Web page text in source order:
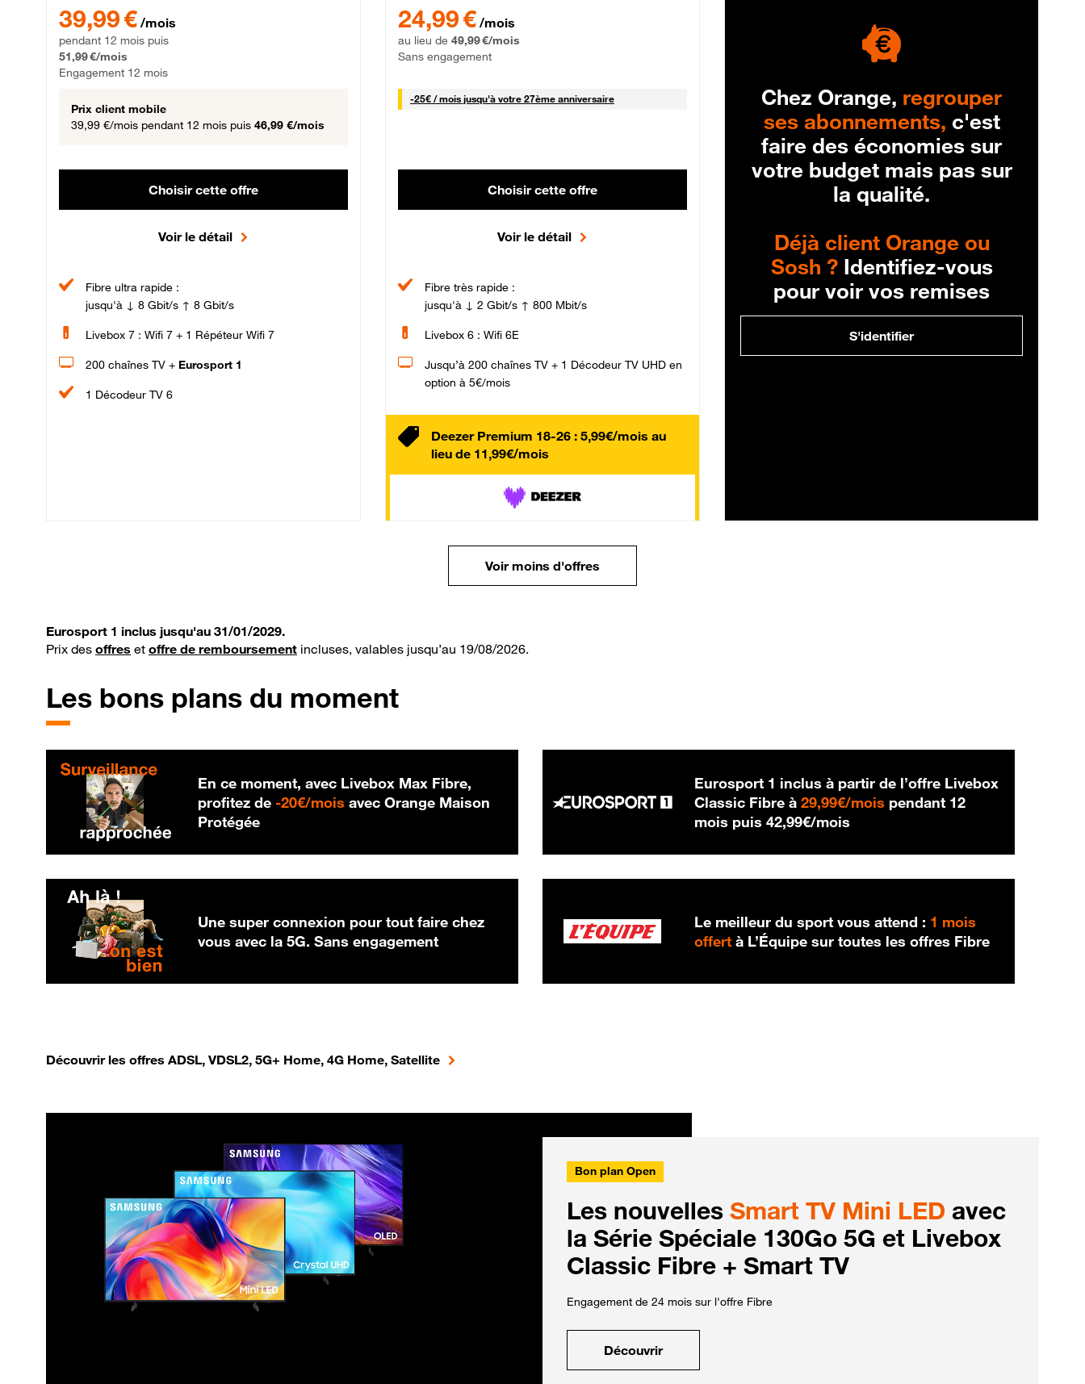
39,99 € /mois
pendant 12 mois puis
51,99 €/mois
Engagement 12 mois
Prix client mobile
39,99 €/mois pendant 12 mois puis 46,99 €/mois
Choisir cette offre
Voir le détail
Fibre ultra rapide :
jusqu'à ↓ 8 Gbit/s ↑ 8 Gbit/s
Livebox 7 : Wifi 7 + 1 Répéteur Wifi 7
200 chaînes TV + Eurosport 1
1 Décodeur TV 6
24,99 € /mois
au lieu de 49,99 €/mois
Sans engagement
-25€ / mois25 € par mois
jusqu'à votre 27ème anniversaire
Choisir cette offre
Voir le détail
Fibre très rapide :
jusqu'à ↓ 2 Gbit/s ↑ 800 Mbit/s
Livebox 6 : Wifi 6E
Jusqu’à 200 chaînes TV + 1 Décodeur TV UHD en
option à 5€/mois
Deezer Premium 18-26 : 5,99€/mois au
lieu de 11,99€/mois
Chez Orange, regrouper
ses abonnements, c'est
faire des économies sur
votre budget mais pas sur
la qualité.
Déjà client Orange ou
Sosh ?Identifiez-vous
pour voir vos remises
S'identifier
Voir moins d'offres
Eurosport 1 inclus jusqu'au 31/01/2029.
Prix des offres et offre de remboursement incluses, valables jusqu’au 19/08/2026.
Les bons plans du moment
En ce moment, avec Livebox Max Fibre,
profitez de -20€/mois 20 € par mois
avec Orange Maison
Protégée
Eurosport 1 inclus à partir de l’offre Livebox
Classic Fibre à29,99€/mois 29,99 € par mois
pendant 12
mois puis42,99€/mois
Une super connexion pour tout faire chez
vous avec la 5G. Sans engagement
Le meilleur du sport vous attend : 1 mois
offert à L’Équipe sur toutes les offres Fibre
Découvrir les offres ADSL, VDSL2, 5G+ Home, 4G Home, Satellite
Bon plan Open
Les nouvelles Smart TV Mini LED avec
la Série Spéciale 130Go 5G et Livebox
Classic Fibre + Smart TV
Engagement de 24 mois sur l'offre Fibre
Découvrir